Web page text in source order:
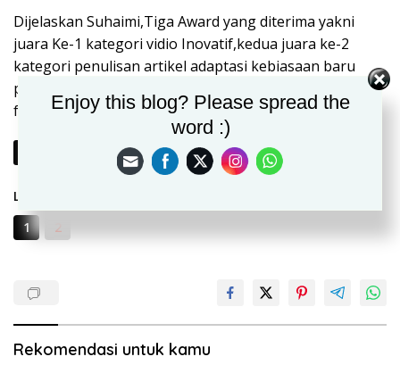
Dijelaskan Suhaimi,Tiga Award yang diterima yakni
juara Ke-1 kategori vidio Inovatif,kedua juara ke-2
kategori penulisan artikel adaptasi kebiasaan baru
pasca covid-19 dan yang ketiga juara ke-2 lomba
fotografi.
Laman:
1
2
Rekomendasi untuk kamu
Enjoy this blog? Please spread the
word :)